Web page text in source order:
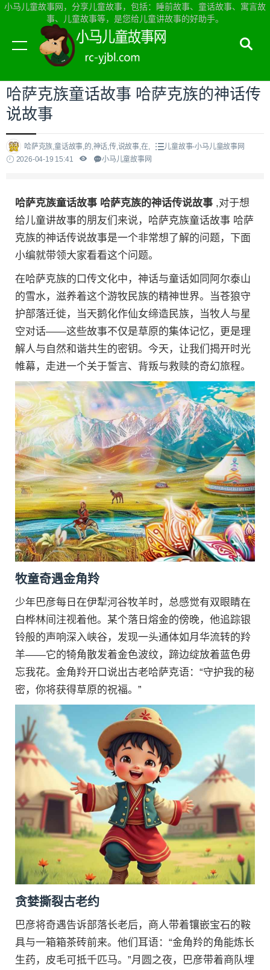
小马儿童故事网，分享儿童故事，包括：睡前故事、童话故事、寓言故
事、儿童故事等，是您给儿童讲故事的好助手。
当前位置：小马儿童故事网首页>儿童故事
哈萨克族童话故事 哈萨克族的神话传
说故事
哈萨克族,童话故事,的,神话,传,说故事,在,
儿童故事-小马儿童故事网
2026-04-19 15:41
小马儿童故事网
哈萨克族童话故事 哈萨克族的神话传说故事 ,对于想
给儿童讲故事的朋友们来说，哈萨克族童话故事 哈萨
克族的神话传说故事是一个非常想了解的问题，下面
小编就带领大家看看这个问题。
在哈萨克族的口传文化中，神话与童话如同阿尔泰山
的雪水，滋养着这个游牧民族的精神世界。当苍狼守
护部落迁徙，当天鹅化作仙女缔造民族，当牧人与星
空对话——这些故事不仅是草原的集体记忆，更是理
解人与自然和谐共生的密钥。今天，让我们揭开时光
帷幕，走进一个关于誓言、背叛与救赎的奇幻旅程。
牧童奇遇金角羚
少年巴彦每日在伊犁河谷牧羊时，总感觉有双眼睛在
白桦林间注视着他。某个落日熔金的傍晚，他追踪银
铃般的声响深入峡谷，发现一头通体如月华流转的羚
羊——它的犄角散发着金色波纹，蹄边绽放着蓝色毋
忘我花。金角羚开口说出古老哈萨克语：“守护我的秘
密，你将获得草原的祝福。”
贪婪撕裂古老约
巴彦将奇遇告诉部落长老后，商人带着镶嵌宝石的鞍
具与一箱箱茶砖前来。他们耳语：“金角羚的角能炼长
生药，皮毛可抵千匹马。”月圆之夜，巴彦带着商队埋